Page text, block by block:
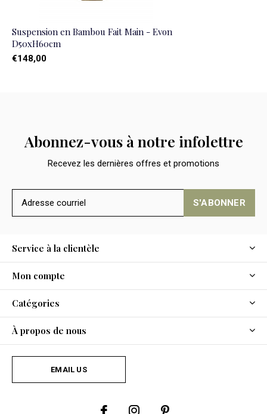
Suspension en Bambou Fait Main - Evon
D50xH60cm
€148,00
Abonnez-vous à notre infolettre
Recevez les dernières offres et promotions
S'ABONNER
Service à la clientèle
Mon compte
Catégories
À propos de nous
EMAIL US